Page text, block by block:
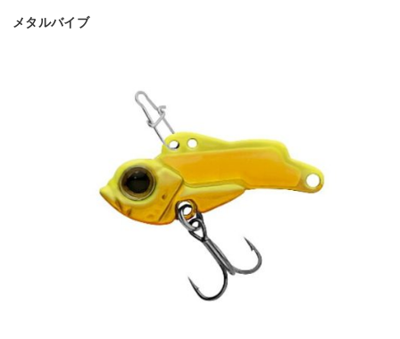
メタルバイブ